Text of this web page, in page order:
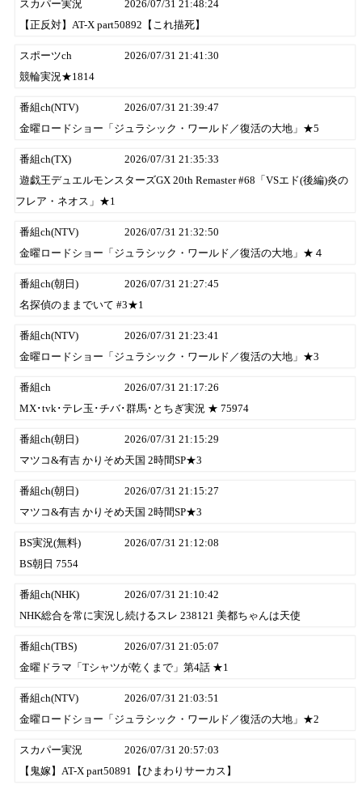
スカパー実況
2026/07/31 21:48:24
【正反対】AT-X part50892【これ描死】
スポーツch
2026/07/31 21:41:30
競輪実況★1814
番組ch(NTV)
2026/07/31 21:39:47
金曜ロードショー「ジュラシック・ワールド／復活の大地」★5
番組ch(TX)
2026/07/31 21:35:33
遊戯王デュエルモンスターズGX 20th Remaster #68「VSエド(後編)炎の
フレア・ネオス」★1
番組ch(NTV)
2026/07/31 21:32:50
金曜ロードショー「ジュラシック・ワールド／復活の大地」★４
番組ch(朝日)
2026/07/31 21:27:45
名探偵のままでいて #3★1
番組ch(NTV)
2026/07/31 21:23:41
金曜ロードショー「ジュラシック・ワールド／復活の大地」★3
番組ch
2026/07/31 21:17:26
MX･tvk･テレ玉･チバ･群馬･とちぎ実況 ★ 75974
番組ch(朝日)
2026/07/31 21:15:29
マツコ&有吉 かりそめ天国 2時間SP★3
番組ch(朝日)
2026/07/31 21:15:27
マツコ&有吉 かりそめ天国 2時間SP★3
BS実況(無料)
2026/07/31 21:12:08
BS朝日 7554
番組ch(NHK)
2026/07/31 21:10:42
NHK総合を常に実況し続けるスレ 238121 美都ちゃんは天使
番組ch(TBS)
2026/07/31 21:05:07
金曜ドラマ「Tシャツが乾くまで」第4話 ★1
番組ch(NTV)
2026/07/31 21:03:51
金曜ロードショー「ジュラシック・ワールド／復活の大地」★2
スカパー実況
2026/07/31 20:57:03
【鬼嫁】AT-X part50891【ひまわりサーカス】